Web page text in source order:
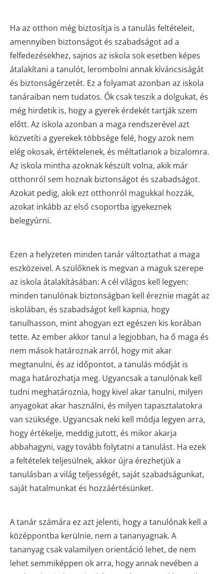
Ha az otthon még biztosítja is a tanulás feltételeit,
amennyiben biztonságot és szabadságot ad a
felfedezésekhez, sajnos az iskola sok esetben képes
átalakítani a tanulót, lerombolni annak kíváncsiságát
és biztonságérzetét. Ez a folyamat azonban az iskola
tanáraiban nem tudatos. Ők csak teszik a dolgukat, és
még hirdetik is, hogy a gyerek érdekét tartják szem
előtt. Az iskola azonban a maga rendszerével azt
közvetíti a gyerekek többsége felé, hogy azok nem
elég okosak, értéktelenek, és méltatlanok a bizalomra.
Az iskola mintha azoknak készült volna, akik már
otthonról sem hoznak biztonságot és szabadságot.
Azokat pedig, akik ezt otthonról magukkal hozzák,
azokat inkább az első csoportba igyekeznek
belegyúrni.
Ezen a helyzeten minden tanár változtathat a maga
eszközeivel. A szülőknek is megvan a maguk szerepe
az iskola átalakításában: A cél világos kell legyen:
minden tanulónak biztonságban kell éreznie magát az
iskolában, és szabadságot kell kapnia, hogy
tanulhasson, mint ahogyan ezt egészen kis korában
tette. Az ember akkor tanul a legjobban, ha ő maga és
nem mások határoznak arról, hogy mit akar
megtanulni, és az időpontot, a tanulás módját is
maga határozhatja meg. Ugyancsak a tanulónak kell
tudni meghatároznia, hogy kivel akar tanulni, milyen
anyagokat akar használni, és milyen tapasztalatokra
van szüksége. Ugyancsak neki kell módja legyen arra,
hogy értékelje, meddig jutott, és mikor akarja
abbahagyni, vagy tovább folytatni a tanulást. Ha ezek
a feltételek teljesülnek, akkor újra érezhetjük a
tanulásban a világ teljességét, saját szabadságunkat,
saját hatalmunkat és hozzáértésünket.
A tanár számára ez azt jelenti, hogy a tanulónak kell a
középpontba kerülnie, nem a tananyagnak. A
tananyag csak valamilyen orientáció lehet, de nem
lehet semmiképpen ok arra, hogy annak nevében a